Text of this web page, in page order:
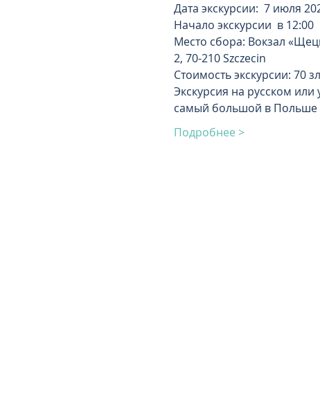
Дата экскурсии:  7 июля
Начало экскурсии  в 12:00
Место сбора: Вокзал
2, 70-210 Szczecin
Стоимость экскурсии: 70
Экскурсия на русском
самый большой в Польше
Подробнее >